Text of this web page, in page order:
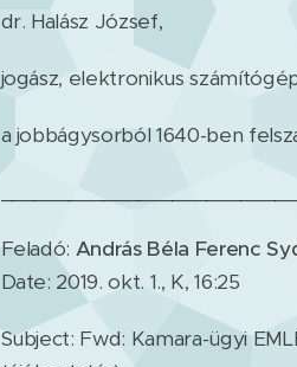
dr. Halász József,
jogász, elektronikus
a jobbágysorból 1640-ben
Feladó: András Béla Ferenc
Date: 2019. okt. 1., K, 16:25
Subject: Fwd: Kamara-ügyi